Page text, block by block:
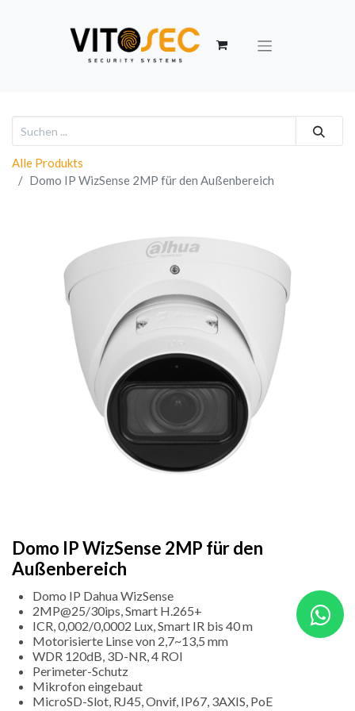
Alle Produkts
Domo IP WizSense 2MP für den Außenbereich
Domo IP WizSense 2MP für den
Außenbereich
Domo IP Dahua WizSense
2MP@25/30ips, Smart H.265+
ICR, 0,002/0,0002 Lux, Smart IR bis 40 m
Motorisierte Linse von 2,7~13,5 mm
WDR 120dB, 3D-NR, 4 ROI
Perimeter-Schutz
Mikrofon eingebaut
MicroSD-Slot, RJ45, Onvif, IP67, 3AXIS, PoE